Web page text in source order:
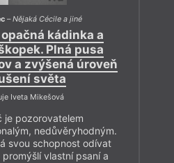
–Nějaká Cécile a jiné
kádinka a
Plná pusa
a zvýšená úroveň
světa
Iveta Mikešová
je pozorovatelem
nedůvěryhodným.
svou schopnost odívat
vlastní psaní a